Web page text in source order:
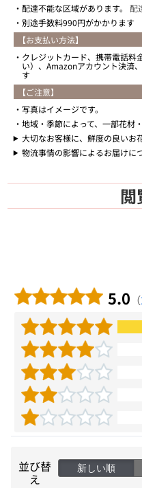
配達不能な区域があります。 配
別途手数料990円がかかります
【お支払い方法】
クレジットカード、携帯電話料
い）、Amazonアカウント決済
す
【ご注意】
写真はイメージです。
地域・季節によって、一部花材
大切なお客様に、鮮度の良いお
物流事情の影響によるお届けに
閲
5.0 （
並び替
え
新しい順